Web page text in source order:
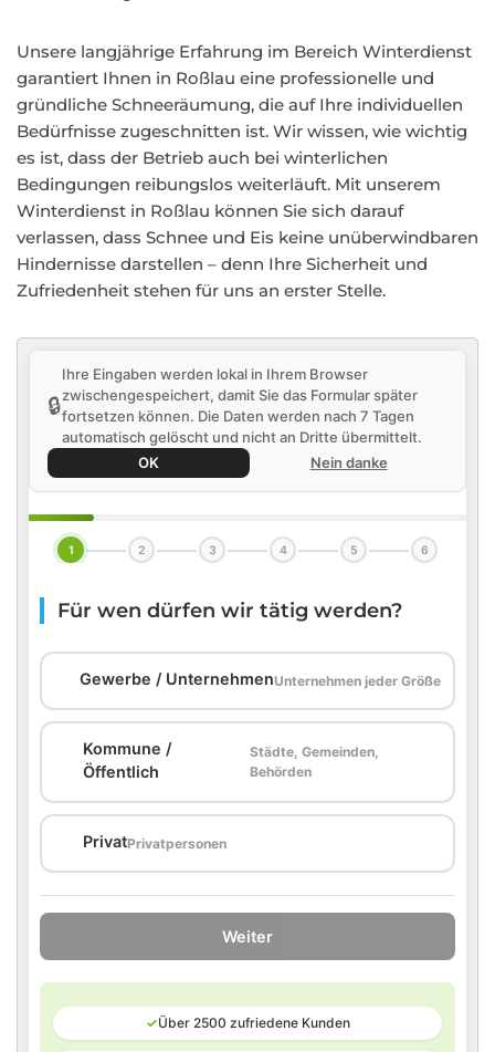
Unsere langjährige Erfahrung im Bereich Winterdienst
garantiert Ihnen in Roßlau eine professionelle und
gründliche Schneeräumung, die auf Ihre individuellen
Bedürfnisse zugeschnitten ist. Wir wissen, wie wichtig
es ist, dass der Betrieb auch bei winterlichen
Bedingungen reibungslos weiterläuft. Mit unserem
Winterdienst in Roßlau können Sie sich darauf
verlassen, dass Schnee und Eis keine unüberwindbaren
Hindernisse darstellen – denn Ihre Sicherheit und
Zufriedenheit stehen für uns an erster Stelle.
🔒
Ihre Eingaben werden lokal in Ihrem Browser
zwischengespeichert, damit Sie das Formular später
fortsetzen können. Die Daten werden nach 7 Tagen
automatisch gelöscht und nicht an Dritte übermittelt.
OK
Nein danke
1 2 3 4 5 6
Für wen dürfen wir tätig werden?
Gewerbe / UnternehmenUnternehmen jeder Größe
Kommune /
Öffentlich
Städte, Gemeinden,
Behörden
PrivatPrivatpersonen
Weiter
✓Über 2500 zufriedene Kunden